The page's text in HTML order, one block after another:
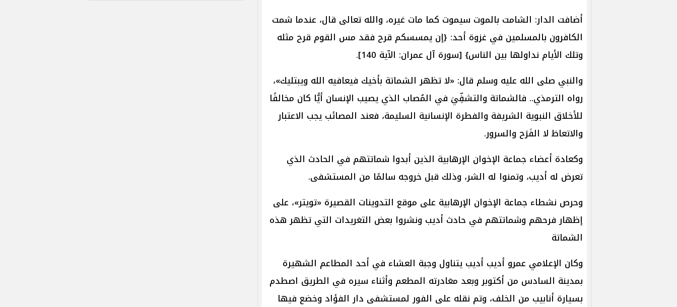
أضافت الدار: الشامت بالموت سيموت كما مات غيره، والله تعالى قال، عندما شمت
الكافرون بالمسلمين في غزوة أحد: {إن يمسسكم قرح فقد مس القوم قرح مثله
وتلك الأيام نداولها بين الناس} [سورة آل عمران: الآية 140].
والنبي صلى الله عليه وسلم قال: «لا تظهر الشماتة بأخيك فيعافيه الله ويبتليك»،
رواه الترمذي.. فالشماتة والتشفِّيَ في المُصاب الذي يصيب الإنسان أيًّا كان مخالفًا
للأخلاق النبوية الشريفة والفطرة الإنسانية السليمة، فعند المصائب يجب الاعتبار
والاتعاظ لا الفَرَح والسرور.
وكعادة أعضاء جماعة الإخوان الإرهابية الذين أبدوا شماتتهم في الحادث الذي
تعرض له أديب، وتمنوا له الشر، وذلك قبل خروجه سالمًا من المستشفى.
وحرص نشطاء جماعة الإخوان الإرهابية على موقع التدوينات القصيرة «تويتر»، على
إظهار فرحهم وشماتتهم في حادث أديب ونشروا بعض التغريدات التي تظهر هذه
الشماتة
وكان الإعلامي عمرو أديب أديب يتناول وجبة العشاء في أحد المطاعم الشهيرة
بمدينة السادس من أكتوبر وبعد مغادرته المطعم وأثناء سيره في الطريق اصطدم
بسيارة أنابيب من الخلف، وتم نقله على الفور لمستشفى دار الفؤاد وخضع فيها